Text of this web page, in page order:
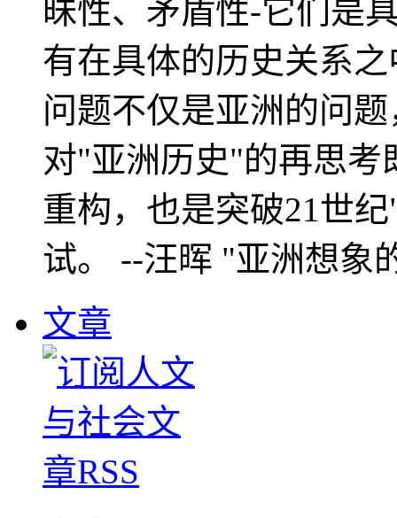
昧性、矛盾性-它们是
有在具体的历史关系
问题不仅是亚洲的问
对"亚洲历史"的再思考
重构，也是突破21世
试。 --汪晖 "亚洲想象
文章